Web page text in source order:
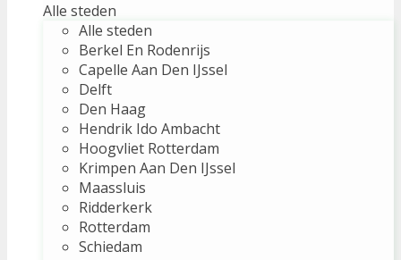
Alle steden
Alle steden
Berkel En Rodenrijs
Capelle Aan Den IJssel
Delft
Den Haag
Hendrik Ido Ambacht
Hoogvliet Rotterdam
Krimpen Aan Den IJssel
Maassluis
Ridderkerk
Rotterdam
Schiedam